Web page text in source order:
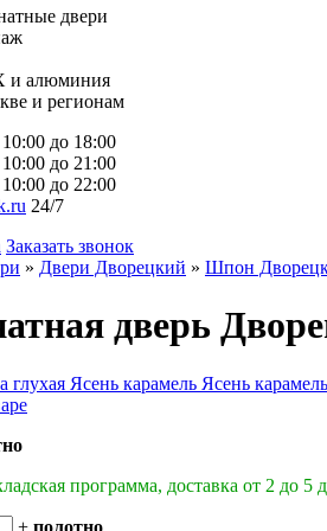
двери
и алюминия
и регионам
10:00 до 18:00
10:00 до 21:00
10:00 до 22:00
24/7
Заказать звонок
» Двери Дворецкий » Шпон
дверь
программа, доставка от 2 до 5
+ полотно